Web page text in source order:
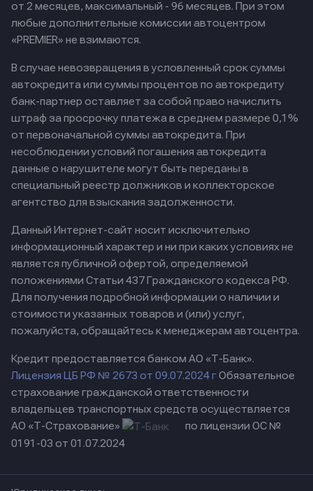
от 2 месяцев, максимальный - 96 месяцев. При этом
любые дополнительные комиссии автоцентром
«PREMIER» не взимаются.
В случае невозвращения в условленный срок суммы
автокредита или суммы процентов по автокредиту
банк-партнер оставляет за собой право начислить
штраф за просрочку платежа в среднем размере 0,1%
от первоначальной суммы автокредита. При
несоблюдении условий погашения автокредита
данные о нарушителе могут быть переданы в
специальный реестр должников и коллекторское
агентство для взыскания задолженности.
Данный Интернет-сайт носит исключительно
информационный характер и ни при каких условиях не
является публичной офертой, определяемой
положениями Статьи 437 Гражданского кодекса РФ.
Для получения подробной информации о наличии и
стоимости указанных товаров и (или) услуг,
пожалуйста, обращайтесь к менеджерам автоцентра.
Кредит предоставляется банком АО «Т-Банк».
Лицензия ЦБ РФ № 2673 от 09.07.2024 гОбязательное
страхование гражданской ответственности
владельцев транспортных средств осуществляется
АО «Т-Страхование»
по лицензии ОС №
0191-03 от 01.07.2024